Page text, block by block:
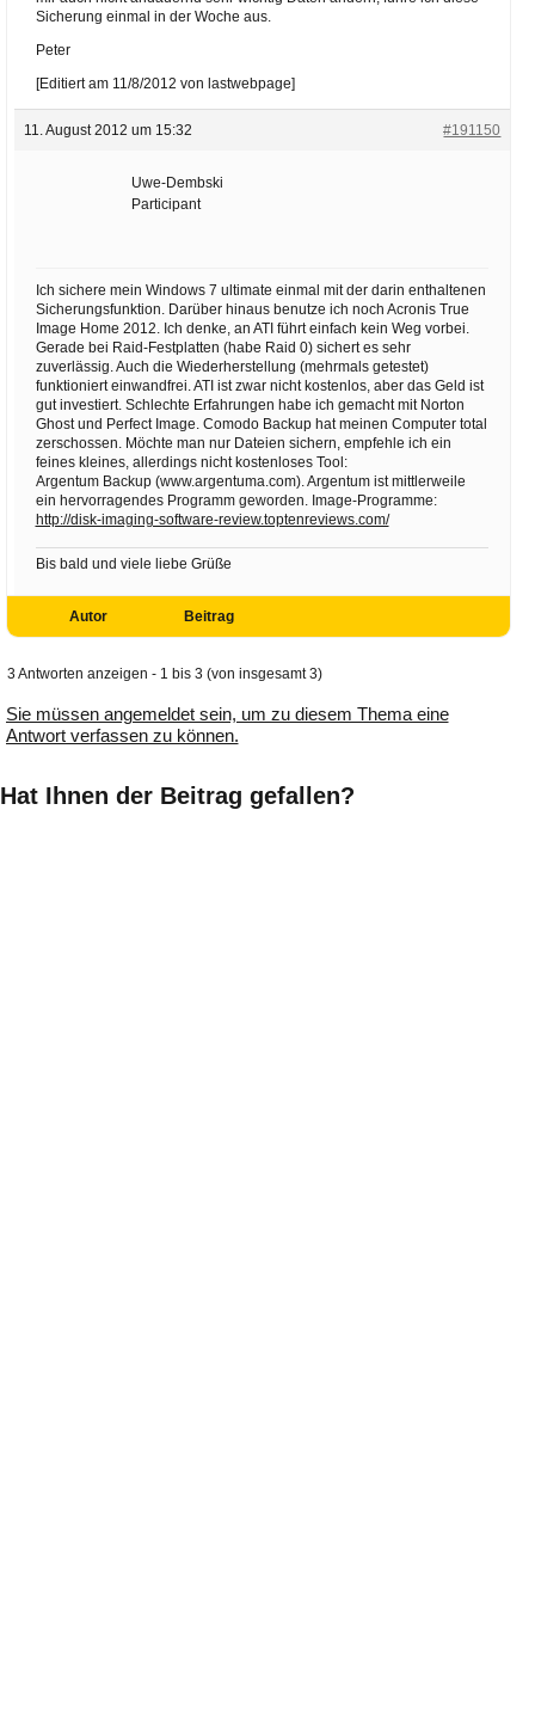
Sicherung einmal in der Woche aus.
Peter
[Editiert am 11/8/2012 von lastwebpage]
11. August 2012 um 15:32 #191150
Uwe-Dembski
Participant
Ich sichere mein Windows 7 ultimate einmal mit der darin enthaltenen
Sicherungsfunktion. Darüber hinaus benutze ich noch Acronis True
Image Home 2012. Ich denke, an ATI führt einfach kein Weg vorbei.
Gerade bei Raid-Festplatten (habe Raid 0) sichert es sehr
zuverlässig. Auch die Wiederherstellung (mehrmals getestet)
funktioniert einwandfrei. ATI ist zwar nicht kostenlos, aber das Geld ist
gut investiert. Schlechte Erfahrungen habe ich gemacht mit Norton
Ghost und Perfect Image. Comodo Backup hat meinen Computer total
zerschossen. Möchte man nur Dateien sichern, empfehle ich ein
feines kleines, allerdings nicht kostenloses Tool:
Argentum Backup (www.argentuma.com). Argentum ist mittlerweile
ein hervorragendes Programm geworden. Image-Programme:
http://disk-imaging-software-review.toptenreviews.com/
Bis bald und viele liebe Grüße
Autor Beitrag
3 Antworten anzeigen - 1 bis 3 (von insgesamt 3)
Sie müssen angemeldet sein, um zu diesem Thema eine
Antwort verfassen zu können.
Hat Ihnen der Beitrag gefallen?